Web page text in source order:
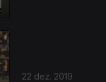
22 dez. 2019